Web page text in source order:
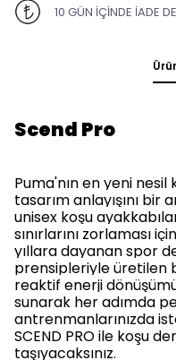
10 GÜN İÇİNDE İADE
Scend Pro
Puma'nın en yeni nesil
tasarım anlayışını bir
unisex koşu
sınırlarını zorlaması
yıllara dayanan spor
prensipleriyle üretilen
reaktif enerji
sunarak her adımda
antrenmanlarınızda
SCEND PRO ile koşu
taşıyacaksınız.